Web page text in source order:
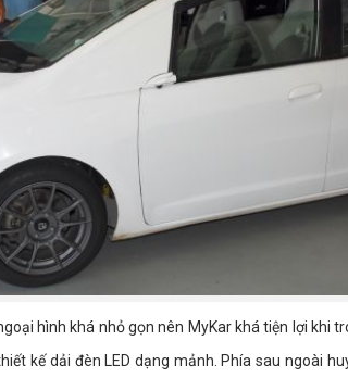
hình khá nhỏ gọn nên MyKar khá tiện lợi khi
kế dải đèn LED dạng mảnh. Phía sau ngoài